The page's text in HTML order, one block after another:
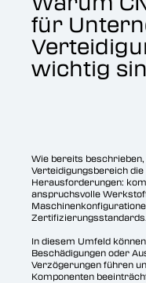
für
wichtig
Wie bereits
Verteidigungsbereich
Herausforderungen:
anspruchsvolle
Zertifizierungsstandards.
In diesem Umfeld
Beschädigungen oder
Verzögerungen führen
Komponenten